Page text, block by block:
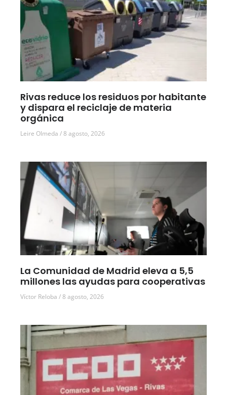
Rivas reduce los residuos por habitante
y dispara el reciclaje de materia
orgánica
Leire Olmeda 8 agosto, 2026
La Comunidad de Madrid eleva a 5,5
millones las ayudas para cooperativas
Víctor Reloba 8 agosto, 2026